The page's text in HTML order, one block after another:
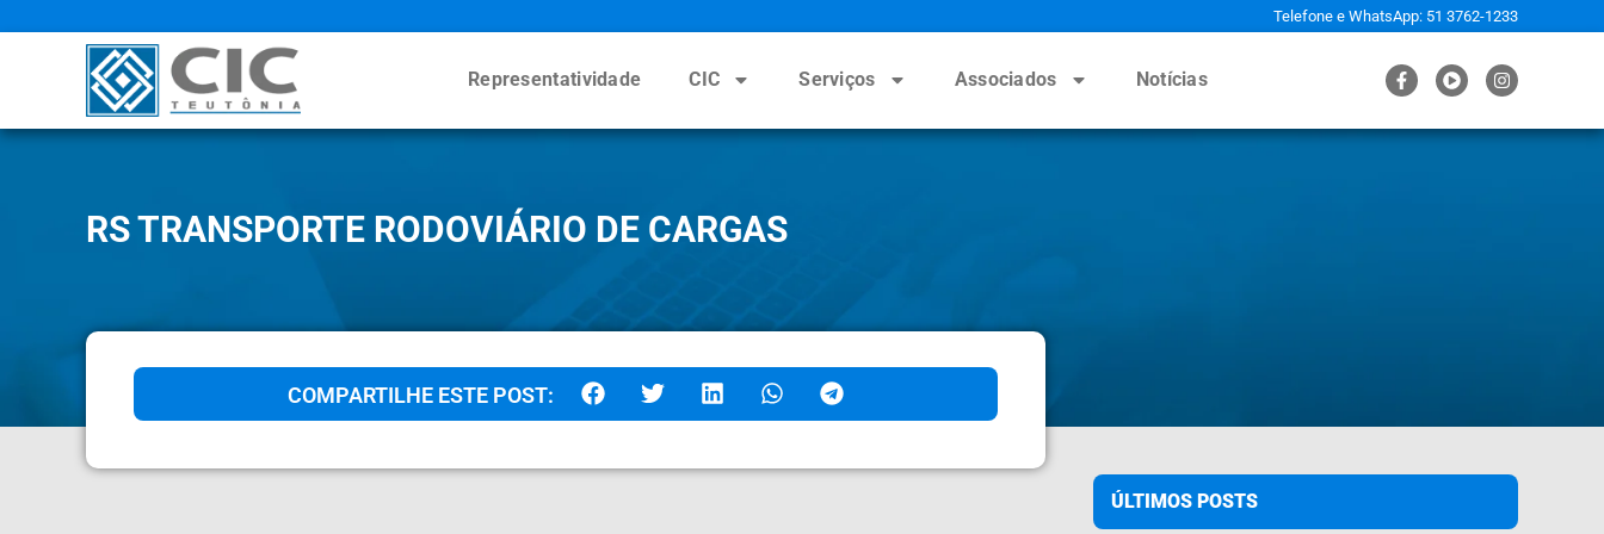
Telefone e WhatsApp: 51 3762-1233
Representatividade CIC Serviços Associados Notícias
RS TRANSPORTE RODOVIÁRIO DE CARGAS
COMPARTILHE ESTE POST:
ÚLTIMOS POSTS